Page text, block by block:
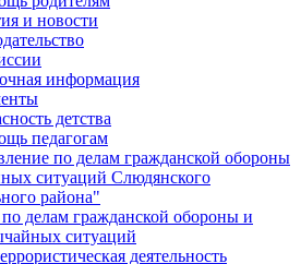
и новости
информация
детства
педагогам
по делам гражданской обороны
ситуаций Слюдянского
района"
делам гражданской обороны и
ситуаций
деятельность